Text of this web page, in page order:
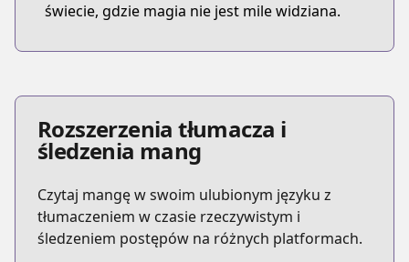
świecie, gdzie magia nie jest mile widziana.
Rozszerzenia tłumacza i
śledzenia mang
Czytaj mangę w swoim ulubionym języku z
tłumaczeniem w czasie rzeczywistym i
śledzeniem postępów na różnych platformach.